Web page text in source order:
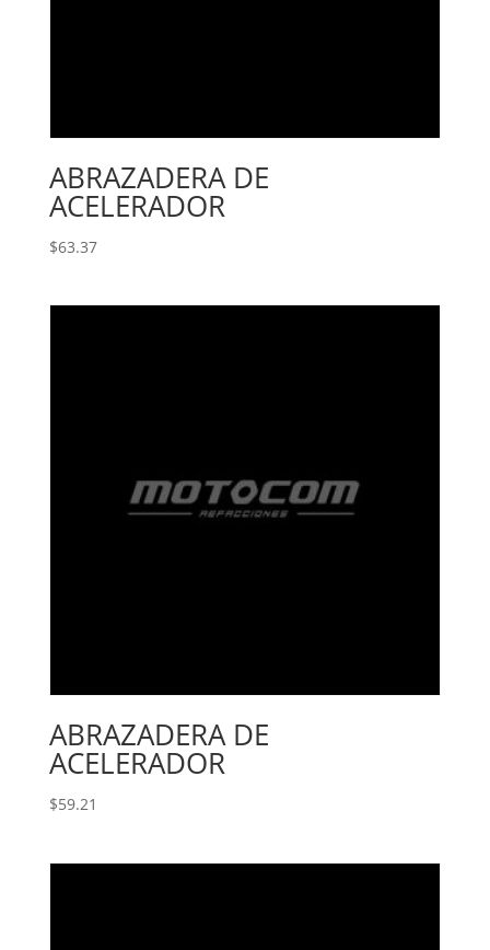
ABRAZADERA DE
ACELERADOR
$63.37
ABRAZADERA DE
ACELERADOR
$59.21